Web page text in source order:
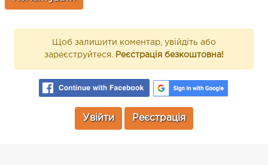
Щоб залишити коментар, увійдіть або
зареєструйтеся. Реєстрація безкоштовна!
Увійти Реєстрація